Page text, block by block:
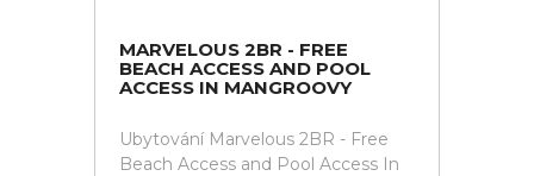
MARVELOUS 2BR - FREE
BEACH ACCESS AND POOL
ACCESS IN MANGROOVY
Ubytování Marvelous 2BR - Free
Beach Access and Pool Access In